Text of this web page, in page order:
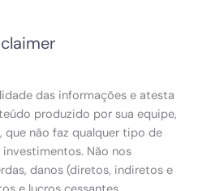
das informações e atesta
produzido por sua equipe,
que não faz qualquer tipo de
Não nos
danos (diretos, indiretos e